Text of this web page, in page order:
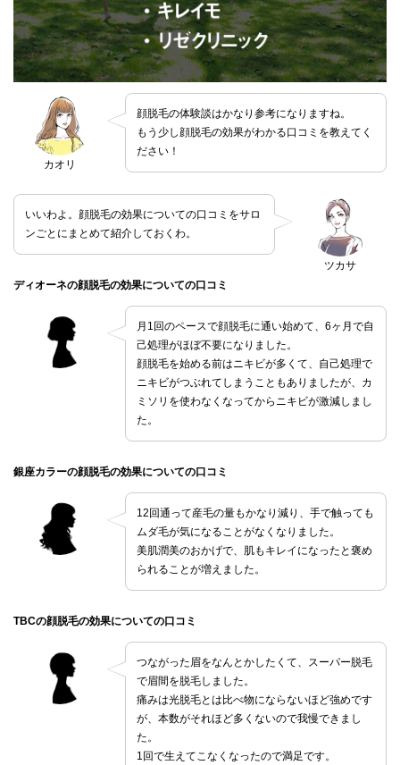
カオリ
顔脱毛の体験談はかなり参考になりますね。
もう少し顔脱毛の効果がわかる口コミを教えてく
ださい！
ツカサ
いいわよ。顔脱毛の効果についての口コミをサロ
ンごとにまとめて紹介しておくわ。
ディオーネの顔脱毛の効果についての口コミ
月1回のペースで顔脱毛に通い始めて、6ヶ月で自
己処理がほぼ不要になりました。
顔脱毛を始める前はニキビが多くて、自己処理で
ニキビがつぶれてしまうこともありましたが、カ
ミソリを使わなくなってからニキビが激減しまし
た。
銀座カラーの顔脱毛の効果についての口コミ
12回通って産毛の量もかなり減り、手で触っても
ムダ毛が気になることがなくなりました。
美肌潤美のおかげで、肌もキレイになったと褒め
られることが増えました。
TBCの顔脱毛の効果についての口コミ
つながった眉をなんとかしたくて、スーパー脱毛
で眉間を脱毛しました。
痛みは光脱毛とは比べ物にならないほど強めです
が、本数がそれほど多くないので我慢できまし
た。
1回で生えてこなくなったので満足です。